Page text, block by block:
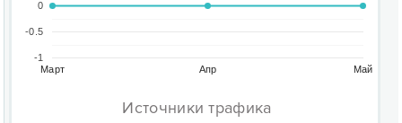
Март Апр Май
-1
-0.5
0
Источники трафика